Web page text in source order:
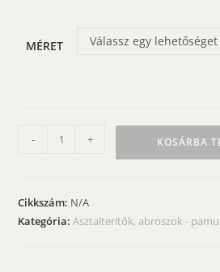
MÉRET Válassz egy lehetőséget
Asztalterítő
rózsái
garnitúra
- + KOSÁRBA
Cikkszám: N/A
Kategória:Asztalterítők, abroszok -